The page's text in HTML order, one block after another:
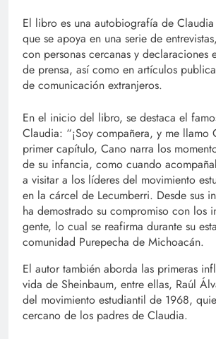
El libro es una autobiografía de Claudia
que se apoya en una serie de
con personas cercanas y declaraciones
de prensa, así como en artículos
de comunicación extranjeros.
En el inicio del libro, se destaca el
Claudia: “¡Soy compañera, y me llamo
primer capítulo, Cano narra los
de su infancia, como cuando
a visitar a los líderes del movimiento
en la cárcel de Lecumberri. Desde sus
ha demostrado su compromiso con los
gente, lo cual se reafirma durante su
comunidad Purepecha de Michoacán.
El autor también aborda las primeras
vida de Sheinbaum, entre ellas, Raúl
del movimiento estudiantil de 1968,
cercano de los padres de Claudia.